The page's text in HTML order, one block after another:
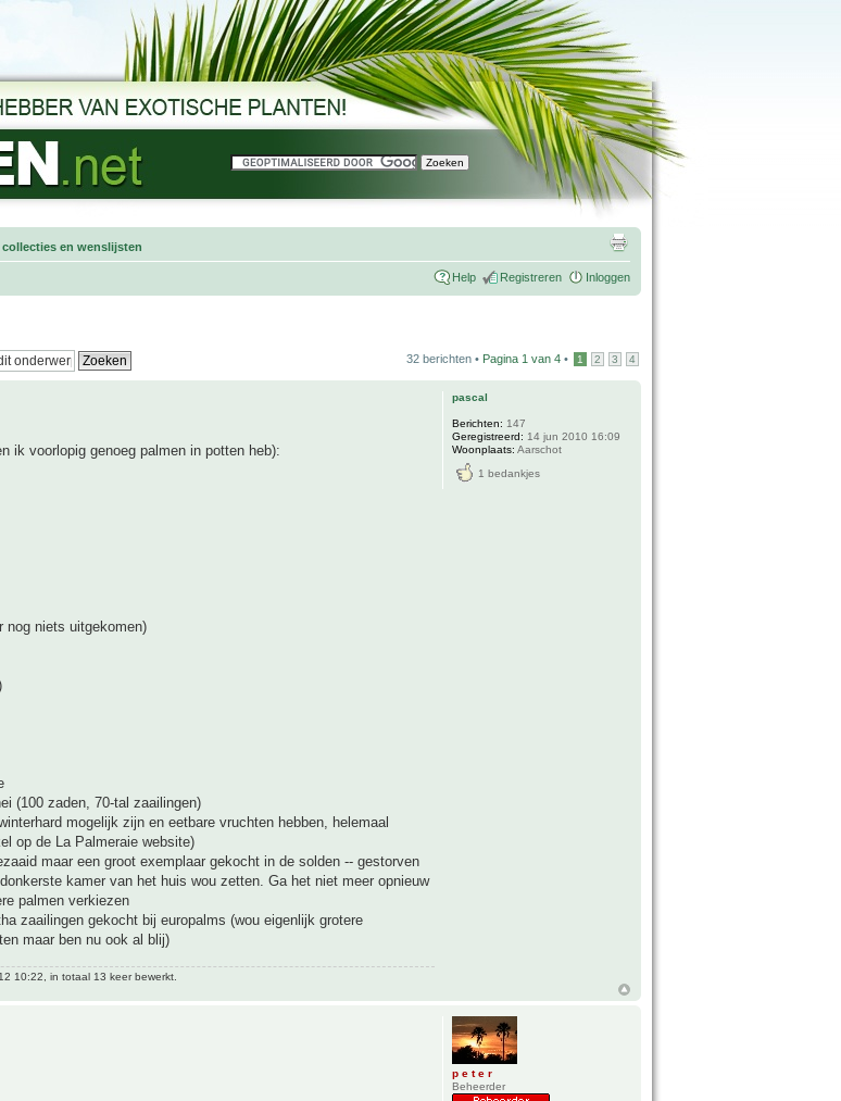
collecties en wenslijsten
Help Registreren Inloggen
32 berichten • Pagina 1 van 4 • 1 2 3 4
ik voorlopig genoeg palmen in potten heb):
nog niets uitgekomen)
(100 zaden, 70-tal zaailingen)
mogelijk zijn en eetbare vruchten hebben, helemaal
op de La Palmeraie website)
maar een groot exemplaar gekocht in de solden -- gestorven
kamer van het huis wou zetten. Ga het niet meer opnieuw
palmen verkiezen
zaailingen gekocht bij europalms (wou eigenlijk grotere
maar ben nu ook al blij)
10:22, in totaal 13 keer bewerkt.
pascal
Berichten: 147
Geregistreerd: 14 jun 2010 16:09
Woonplaats: Aarschot
1 bedankjes
p e t e r
Beheerder